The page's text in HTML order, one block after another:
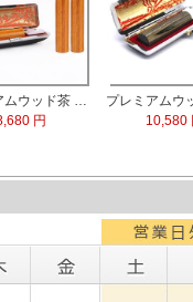
天然黒水牛(染め無し) 実印60x16.5mm/銀行印60x13.5mm 2本セット